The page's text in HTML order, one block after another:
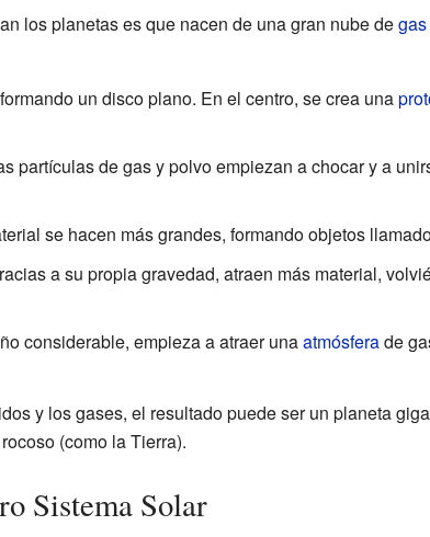
los planetas es que nacen de una gran nube degas
un disco plano. En el centro, se crea una
partículas de gas y polvo empiezan a chocar y a
se hacen más grandes, formando objetos
a su propia gravedad, atraen más material,
considerable, empieza a atraer unaatmósferade
y los gases, el resultado puede ser un planeta
(como la Tierra).
Sistema Solar